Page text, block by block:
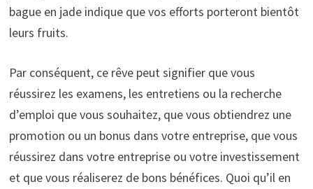
bague en jade indique que vos efforts porteront bientôt
leurs fruits.
Par conséquent, ce rêve peut signifier que vous
réussirez les examens, les entretiens ou la recherche
d’emploi que vous souhaitez, que vous obtiendrez une
promotion ou un bonus dans votre entreprise, que vous
réussirez dans votre entreprise ou votre investissement
et que vous réaliserez de bons bénéfices. Quoi qu’il en